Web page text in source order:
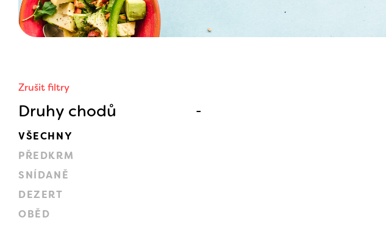
Zrušit filtry
Druhy chodů
VŠECHNY
PŘEDKRM
SNÍDANĚ
DEZERT
OBĚD